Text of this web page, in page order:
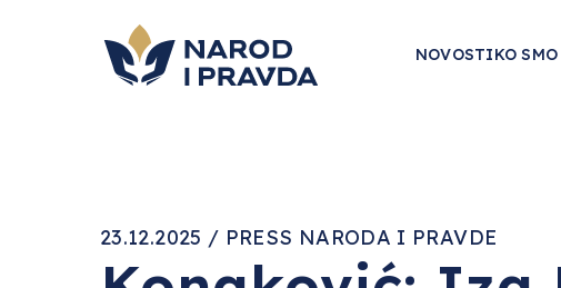
NOVOSTIKO
23.12.2025 / PRESS NARODA I PRAVDE